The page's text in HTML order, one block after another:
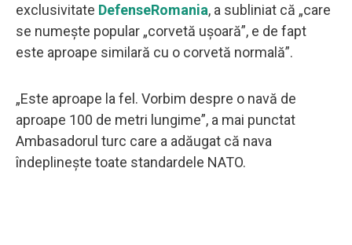
exclusivitate DefenseRomania, a subliniat că „care
se numește popular „corvetă ușoară”, e de fapt
este aproape similară cu o corvetă normală”.
„Este aproape la fel. Vorbim despre o navă de
aproape 100 de metri lungime”, a mai punctat
Ambasadorul turc care a adăugat că nava
îndeplinește toate standardele NATO.